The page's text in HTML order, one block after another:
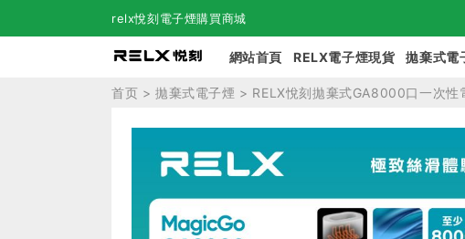
relx悅刻電子煙購買商城
網站首頁 RELX電子煙現貨 拋棄式電
首页 >拋棄式電子煙 > RELX悅刻拋棄式GA8000口一次性